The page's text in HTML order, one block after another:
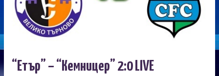
“Етър” – “Кемницер” 2:0 LIVE